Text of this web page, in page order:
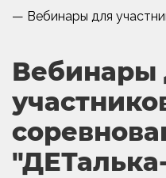
— Вебинары для
Вебинары